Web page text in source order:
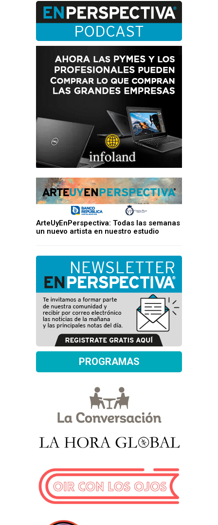
ArteUyEnPerspectiva: Todas las semanas
un nuevo artista en nuestro estudio
PROGRAMAS